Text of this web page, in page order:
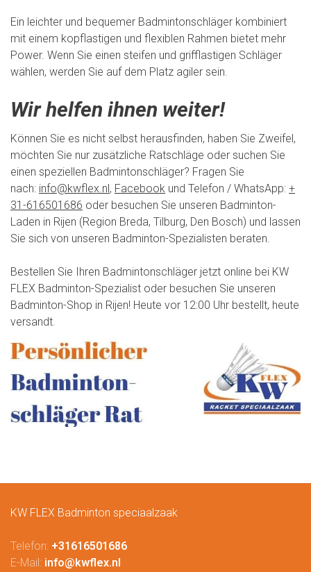
Ein leichter und bequemer Badmintonschläger kombiniert
mit einem kopflastigen und flexiblen Rahmen bietet mehr
Power. Wenn Sie einen steifen und grifflastigen Schläger
wählen, werden Sie auf dem Platz agiler sein.
Wir helfen ihnen weiter!
Können Sie es nicht selbst herausfinden, haben Sie Zweifel,
möchten Sie nur zusätzliche Ratschläge oder suchen Sie
einen speziellen Badmintonschläger? Fragen Sie
nach: info@kwflex.nl, Facebook und Telefon / WhatsApp: +
31-616501686 oder besuchen Sie unseren Badminton-
Laden in Rijen (Region Breda, Tilburg, Den Bosch) und lassen
Sie sich von unseren Badminton-Spezialisten beraten.
Bestellen Sie Ihren Badmintonschläger jetzt online bei KW
FLEX Badminton-Spezialist oder besuchen Sie unseren
Badminton-Shop in Rijen! Heute vor 12:00 Uhr bestellt, heute
versandt.
KW FLEX Badminton speciaalzaak
Telefon: +31616501686
E-Mail: info@kwflex.nl